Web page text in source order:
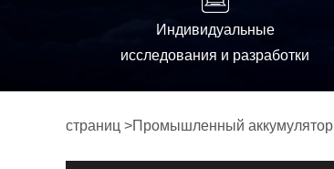
Индивидуальные
исследования и разработки
страниц >Промышленный аккумулятор